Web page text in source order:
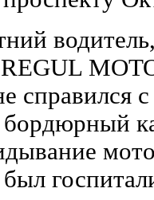
справился
бордюрный